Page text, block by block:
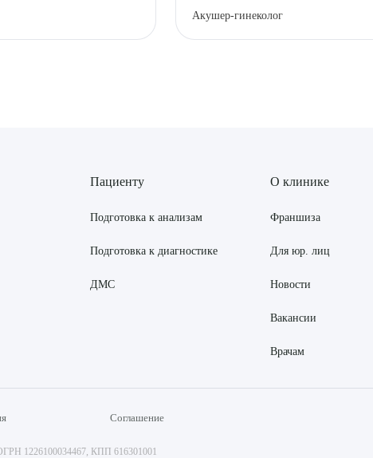
Акушер-гинеколог
Пациенту
Подготовка к анализам
Подготовка к диагностике
ДМС
О клинике
Франшиза
Для юр. лиц
Новости
Вакансии
Врачам
Соглашение
1226100034467, КПП 616301001
Я даю согласие на обработку персональных данных